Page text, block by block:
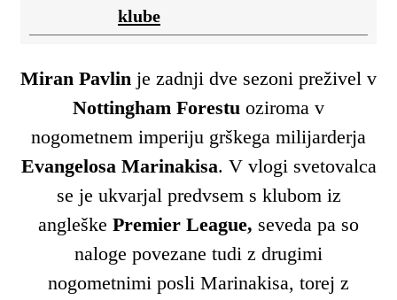
klube
Miran Pavlin je zadnji dve sezoni preživel v
Nottingham Forestu oziroma v
nogometnem imperiju grškega milijarderja
Evangelosa Marinakisa. V vlogi svetovalca
se je ukvarjal predvsem s klubom iz
angleške Premier League, seveda pa so
naloge povezane tudi z drugimi
nogometnimi posli Marinakisa, torej z